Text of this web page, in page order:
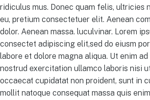
ridiculus mus. Donec quam felis, ultricies
eu, pretium consectetuer elit. Aenean
dolor. Aenean massa. luculvinar. Lorem
consectet adipiscing elit,sed do eiusm
labore et dolore magna aliqua. Ut enim
nostrud exercitation ullamco laboris nisi
occaecat cupidatat non proident, sunt in
mollit natoque consequat massa quis